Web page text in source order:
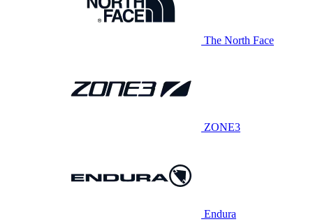
The North Face
ZONE3
Endura